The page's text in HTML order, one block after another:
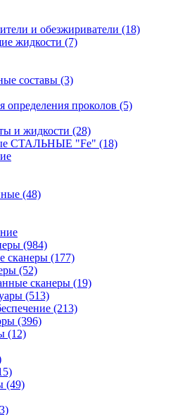
и обезжириватели (18)
жидкости (7)
составы (3)
определения проколов (5)
и жидкости (28)
СТАЛЬНЫЕ "Fe" (18)
(48)
(984)
сканеры (177)
(52)
сканеры (19)
(513)
(213)
(396)
(12)
(49)